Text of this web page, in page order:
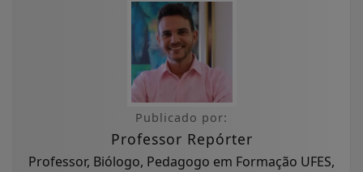
Publicado por:
Professor Repórter
Professor, Biólogo, Pedagogo em Formação UFES,